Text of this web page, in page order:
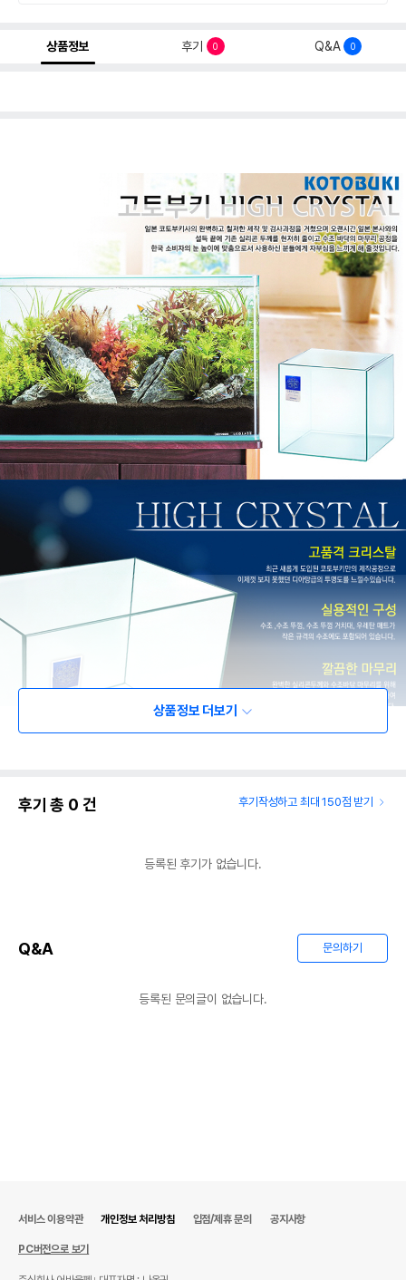
상품정보 후기 0 Q&A 0
상품정보 더보기
후기 총 0 건 후기작성하고 최대 150점 받기
등록된 후기가 없습니다.
Q&A 문의하기
등록된 문의글이 없습니다.
서비스 이용약관 개인정보 처리방침 입점/제휴 문의 공지사항
PC버전으로 보기